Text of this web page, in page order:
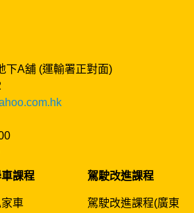
下A舖 (運輸署正對面)
課程
車
駕駛改進課程
駕駛改進課程(廣東